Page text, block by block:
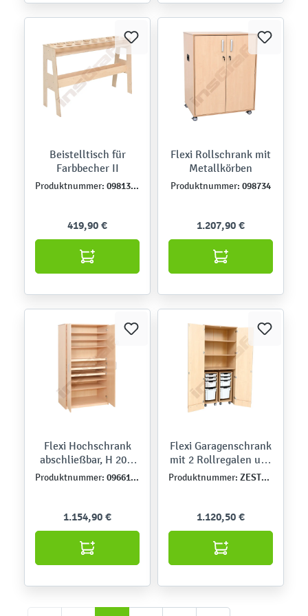
Beistelltisch für
Farbbecher II
Produktnummer: 098132-10
419,90 €
Flexi Rollschrank mit
Metallkörben
Produktnummer: 098734
1.207,90 €
Flexi Hochschrank
abschließbar, H 203,
mit ausziehbaren
Produktnummer: 096611K
1.154,90 €
Flexi Garagenschrank
mit 2 Rollregalen und
Behältern,
Produktnummer: ZEST6046
1.120,50 €